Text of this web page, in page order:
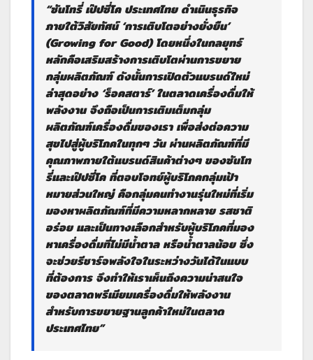
“ซันโทรี่ เป๊ปซี่โค ประเทศไทย ดำเนินธุรกิจ
ภายใต้วิสัยทัศน์ ‘การเติบโตอย่างยั่งยืน’
(Growing for Good) โดยหนึ่งในกลยุทธ์
หลักคือเสริมสร้างการเติบโตผ่านการขยาย
กลุ่มผลิตภัณฑ์ ดังนั้นการเปิดตัวแบรนด์ใหม่
ล่าสุดอย่าง ‘ร็อคสตาร์’ ในตลาดเครื่องดื่มให้
พลังงาน จึงถือเป็นการเติมเต็มกลุ่ม
ผลิตภัณฑ์เครื่องดื่มของเรา เพื่อส่งต่อความ
สุขไปสู่ผู้บริโภคในทุกๆ วัน ผ่านผลิตภัณฑ์ที่มี
คุณภาพภายใต้แบรนด์สินค้าต่างๆ ของซันโท
รี่และเป๊ปซี่โค ที่ตอบโจทย์ผู้บริโภคกลุ่มเป้า
หมายส่วนใหญ่ คือกลุ่มคนทำงานรุ่นใหม่ที่เริ่ม
มองหาผลิตภัณฑ์ที่มีความหลากหลาย รสชาติ
อร่อย และเป็นทางเลือกสำหรับผู้บริโภคที่มอง
หาเครื่องดื่มที่ไม่มีน้ำตาล หรือน้ำตาลน้อย ซึ่ง
จะช่วยรีชาร์จพลังใจในระหว่างวันได้ในแบบ
ที่ต้องการ จึงทำให้เราเห็นถึงความน่าสนใจ
ของตลาดพรีเมียมเครื่องดื่มให้พลังงาน
สำหรับการขยายฐานลูกค้าใหม่ในตลาด
ประเทศไทย”